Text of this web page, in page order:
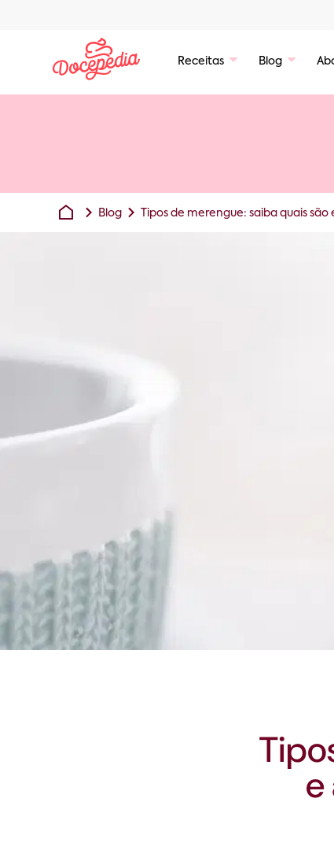
Receitas Blog
Blog Tipos de merengue: saiba quais